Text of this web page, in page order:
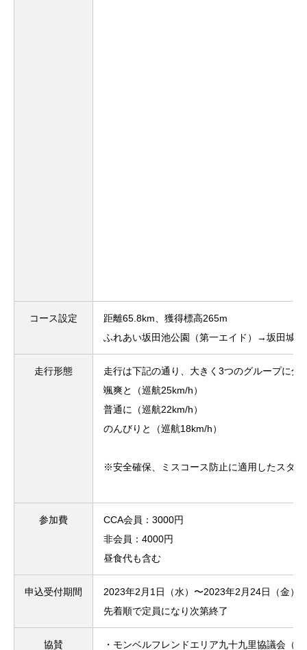
コース設定
距離65.8km、獲得標高265m
ふれあい坂田池公園（第一エイド）→坂田城
走行形態
走行は下記の通り、大きく3つのグループに
颯爽と（巡航25km/h）
普通に（巡航22km/h）
のんびりと（巡航18km/h）
※安全確保、ミスコース防止に適用したスタ
参加費
CCA会員：3000円
非会員：4000円
昼食代も含む
申込受付期間
2023年2月1日（水）〜2023年2月24日（金）
先着順で定員になり次第終了
協賛 ・モンベルフレンドエリア九十九里協議会（